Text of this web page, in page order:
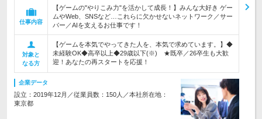
仕事内容
【ゲームの"やりこみ力"を活かして成長！】みんな大好き ゲー
ムやWeb、SNSなど…これらに欠かせないネットワーク／サー
バー／AIを支えるお仕事です！
対象と
なる方
【ゲームを本気でやってきた人を、本気で求めています。】◆
未経験OK◆高卒以上◆29歳以下(※) ★既卒／26卒生も大歓
迎！あなたの再スタートを応援！
企業データ
設立：2019年12月／従業員数：150人／本社所在地：
東京都